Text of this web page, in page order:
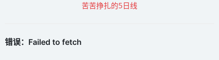
苦苦挣扎的5日线